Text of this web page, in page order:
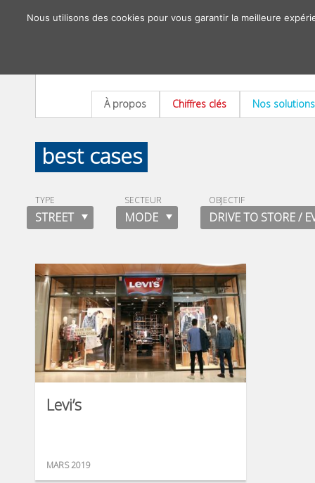
À propos Chiffres clés Nos solutions
best cases
TYPE
STREET
SECTEUR
MODE
OBJECTIF
DRIVE TO STORE /
Levi’s
MARS 2019
Nous utilisons des cookies pour vous garantir la meilleure